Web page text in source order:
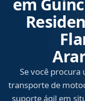
em
Se você
transporte de
suporte ágil em